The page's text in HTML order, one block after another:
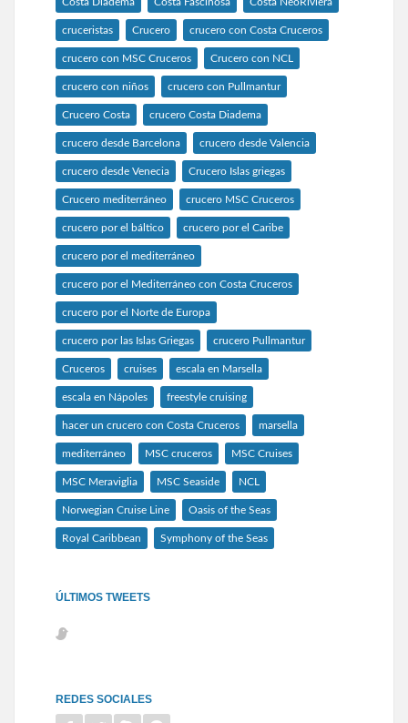
cruceristas Crucero crucero con Costa Cruceros
crucero con MSC Cruceros Crucero con NCL
crucero con niños crucero con Pullmantur
Crucero Costa crucero Costa Diadema
crucero desde Barcelona crucero desde Valencia
crucero desde Venecia Crucero Islas griegas
Crucero mediterráneo crucero MSC Cruceros
crucero por el báltico crucero por el Caribe
crucero por el mediterráneo
crucero por el Mediterráneo con Costa Cruceros
crucero por el Norte de Europa
crucero por las Islas Griegas crucero Pullmantur
Cruceros cruises escala en Marsella
escala en Nápoles freestyle cruising
hacer un crucero con Costa Cruceros marsella
mediterráneo MSC cruceros MSC Cruises
MSC Meraviglia MSC Seaside NCL
Norwegian Cruise Line Oasis of the Seas
Royal Caribbean Symphony of the Seas
ÚLTIMOS TWEETS
REDES SOCIALES